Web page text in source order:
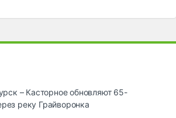
– Касторное обновляют 65-
реку Грайворонка